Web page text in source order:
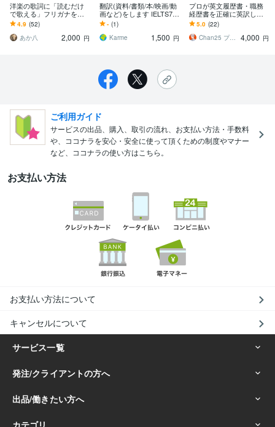
洋楽の歌詞に「読むだけ
で歌える」フリガナをつ
けます 英語が苦手でもか
っこよく歌える！
4.9 (52)
あか八
2,000 円
翻訳(資料/書類/本/映画/動
画など)をします IELTS7.5
(TOEIC 990点相当)取得/
何でも翻訳
- (1)
Karme
1,500 円
プロが英文履歴書・職務
経歴書を正確に英訳しま
す 海外ビジネス15年のプ
ロ翻訳 /上場企業と取引/翻
訳証明無料
5.0 (22)
Chan25 プロ翻訳家⭐️
4,000 円
ご利用ガイド
サービスの出品、購入、取引の流れ、お支払い方法・手数料
や、ココナラを安心・安全に使って頂くための制度やマナー
など、ココナラの使い方はこちら。
お支払い方法
お支払い方法について
キャンセルについて